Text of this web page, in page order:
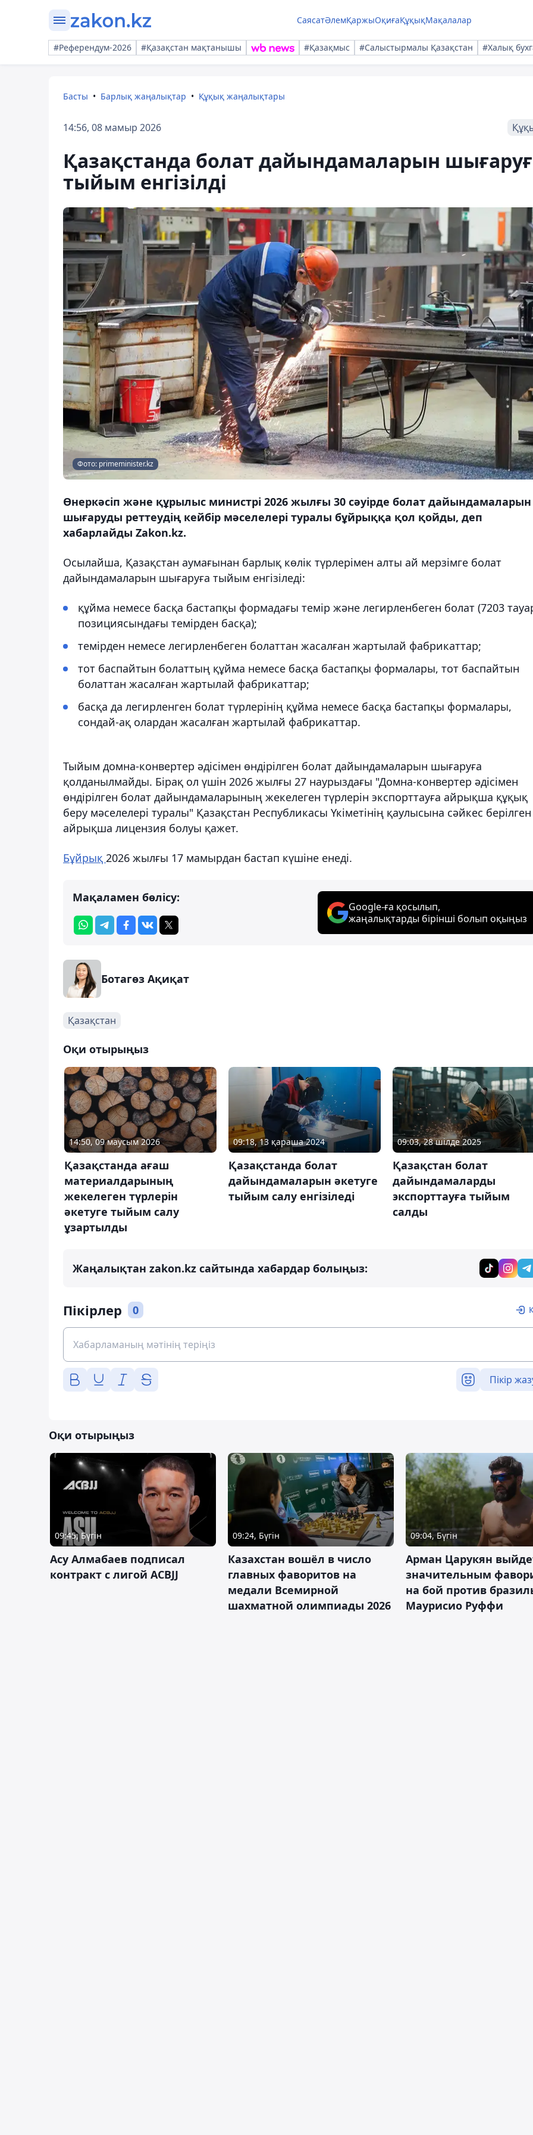
СаясатӘлемҚаржыОқиғаҚұқықМақалалар
#Референдум-2026 #Қазақстан мақтанышы #Қазақмыс #Салыстырмалы Қазақстан #Халық
Басты Барлық жаңалықтар Құқық жаңалықтары
14:56, 08 мамыр 2026
Қазақстанда болат дайындамаларын
тыйым енгізілді
Фото: primeminister.kz
Өнеркәсіп және құрылыс министрі 2026 жылғы 30 сәуірде болат дайындамаларын
шығаруды реттеудің кейбір мәселелері туралы бұйрыққа қол қойды, деп
хабарлайды Zakon.kz.
Осылайша, Қазақстан аумағынан барлық көлік түрлерімен алты ай мерзімге болат
дайындамаларын шығаруға тыйым енгізіледі:
құйма немесе басқа бастапқы формадағы темір және легирленбеген болат (7203
позициясындағы темірден басқа);
темірден немесе легирленбеген болаттан жасалған жартылай фабрикаттар;
тот баспайтын болаттың құйма немесе басқа бастапқы формалары, тот баспайтын
болаттан жасалған жартылай фабрикаттар;
басқа да легирленген болат түрлерінің құйма немесе басқа бастапқы формалары,
сондай-ақ олардан жасалған жартылай фабрикаттар.
Тыйым домна-конвертер әдісімен өндірілген болат дайындамаларын шығаруға
қолданылмайды. Бірақ ол үшін 2026 жылғы 27 наурыздағы "Домна-конвертер әдісімен
өндірілген болат дайындамаларының жекелеген түрлерін экспорттауға айрықша құқық
беру мәселелері туралы" Қазақстан Республикасы Үкіметінің қаулысына сәйкес берілген
айрықша лицензия болуы қажет.
Бұйрық 2026 жылғы 17 мамырдан бастап күшіне енеді.
Мақаламен бөлісу:
Google-ға қосылып,
жаңалықтарды бірінші болып оқыңыз
Ботагөз Ақиқат
Қазақстан
Оқи отырыңыз
14:50, 09 маусым 2026
Қазақстанда ағаш
материалдарының
жекелеген түрлерін
әкетуге тыйым салу
ұзартылды
09:18, 13 қараша 2024
Қазақстанда болат
дайындамаларын әкетуге
тыйым салу енгізіледі
09:03, 28 шілде 2025
Қазақстан болат
дайындамаларды
экспорттауға тыйым
салды
Жаңалықтан zakon.kz сайтында хабардар болыңыз:
Пікірлер 0
Пікір
Оқи отырыңыз
09:45, Бүгін
Асу Алмабаев подписал
контракт с лигой ACBJJ
09:24, Бүгін
Казахстан вошёл в число
главных фаворитов на
медали Всемирной
шахматной олимпиады 2026
09:04, Бүгін
Арман Царукян
значительным
на бой против
Маурисио Руффи